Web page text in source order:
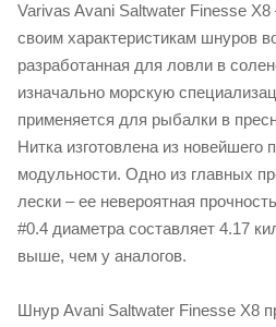
Varivas Avani Saltwater Finesse
своим характеристикам шнуров
разработанная для ловли в
изначально морскую
применяется для рыбалки в
Нитка изготовлена из
модульности. Одно из главных
лески – ее невероятная
#0.4 диаметра составляет 4.17
выше, чем у аналогов.
Шнур Avani Saltwater Finesse X8